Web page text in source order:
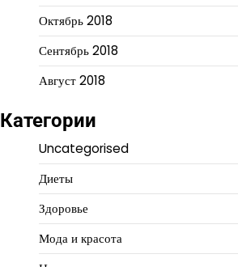
Октябрь 2018
Сентябрь 2018
Август 2018
Категории
Uncategorised
Диеты
Здоровье
Мода и красота